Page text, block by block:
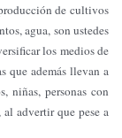
de cultivos
agua, son ustedes
los medios de
que además llevan a
niñas, personas con
advertir que pese a